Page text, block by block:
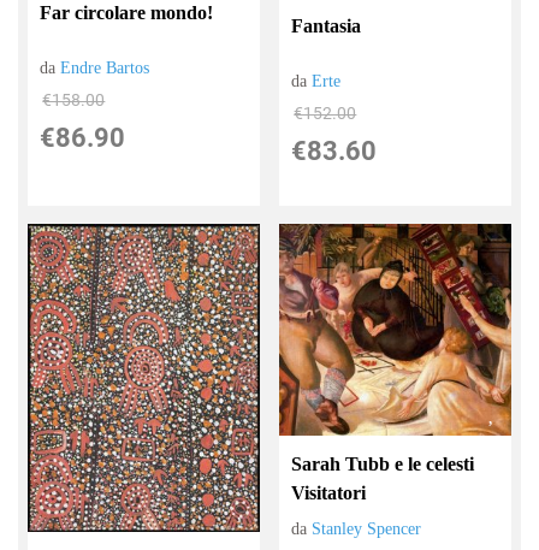
Far circolare mondo!
daEndre Bartos
€158.00
€86.90
Fantasia
daErte
€152.00
€83.60
Sarah Tubb e le celesti
Visitatori
da Stanley Spencer